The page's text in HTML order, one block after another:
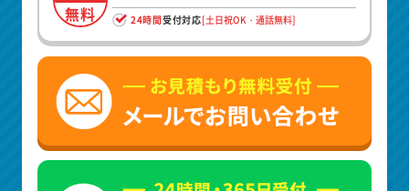
無料 24時間受付対応[土日祝OK・通話無料]